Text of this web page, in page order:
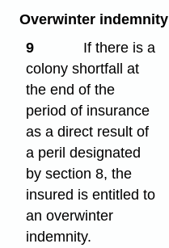
Overwinter indemnity
9
If there is a
colony shortfall at
the end of the
period of insurance
as a direct result of
a peril designated
by section 8, the
insured is entitled to
an overwinter
indemnity.